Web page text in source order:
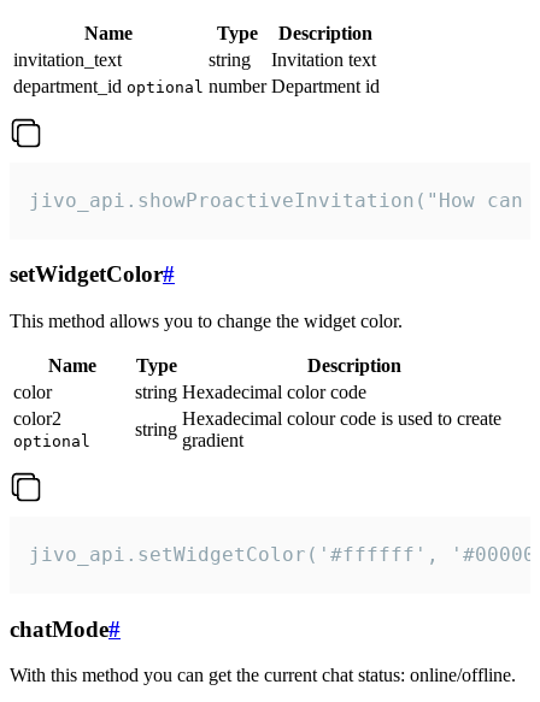
Name Type
Description
invitation_text
string
Invitation text
department_id optional number Department id
jivo_api.showProactiveInvitation("How
setWidgetColor#
This method allows you to change the widget color.
Name Type
Description
color
string Hexadecimal color code
color2
optional
string
Hexadecimal colour code is used to create
gradient
jivo_api.setWidgetColor('#ffffff',
chatMode#
With this method you can get the current chat status: online/offline.